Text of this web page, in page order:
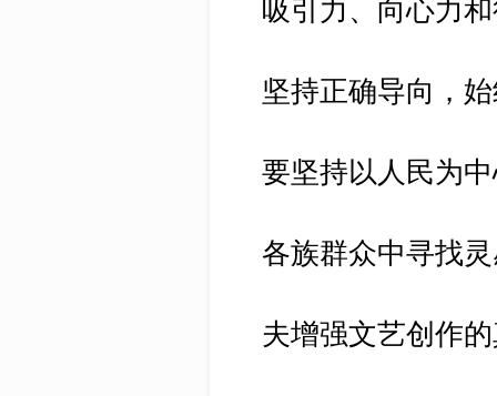
吸引力、向心力
坚持正确导向，
要坚持以人民为
各族群众中寻找
夫增强文艺创作